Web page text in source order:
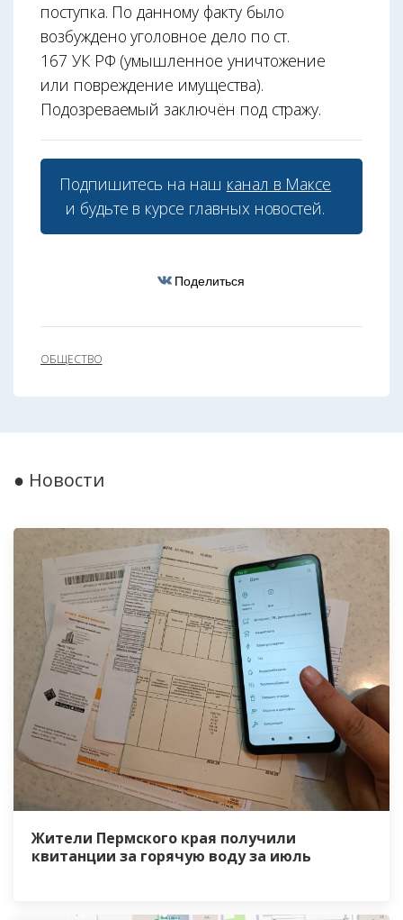
поступка. По данному факту было
возбуждено уголовное дело по ст.
167 УК РФ (умышленное уничтожение
или повреждение имущества).
Подозреваемый заключён под стражу.
Подпишитесь на наш канал в Максе
и будьте в курсе главных новостей.
Поделиться
ОБЩЕСТВО
● Новости
Жители Пермского края получили
квитанции за горячую воду за июль